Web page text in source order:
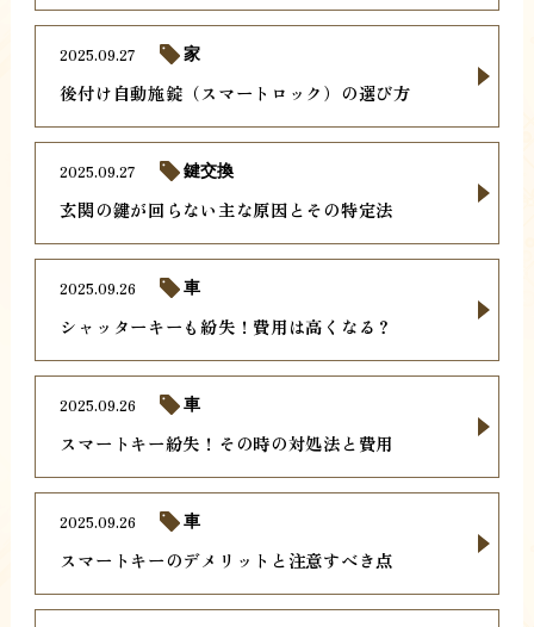
後付け自動施錠（スマートロック）の選び方
2025.09.27 家
玄関の鍵が回らない主な原因とその特定法
2025.09.27 鍵交換
シャッターキーも紛失！費用は高くなる？
2025.09.26 車
スマートキー紛失！その時の対処法と費用
2025.09.26 車
スマートキーのデメリットと注意すべき点
2025.09.26 車